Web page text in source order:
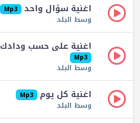
اغنية سؤال واحد Mp3
وسط البلد
اغنية على حسب ودادك
Mp3
وسط البلد
اغنية كل يوم Mp3
وسط البلد